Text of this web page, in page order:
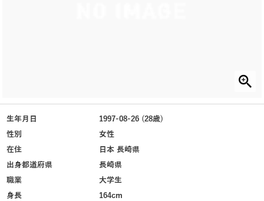
生年月日
1997-08-26 (28歳)
性別
女性
在住
日本 長崎県
出身都道府県
長崎県
職業
大学生
身長
164cm